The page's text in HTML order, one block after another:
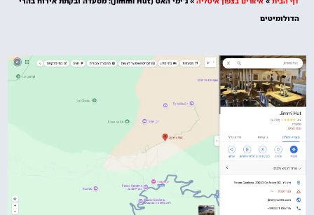
הדולומיטים